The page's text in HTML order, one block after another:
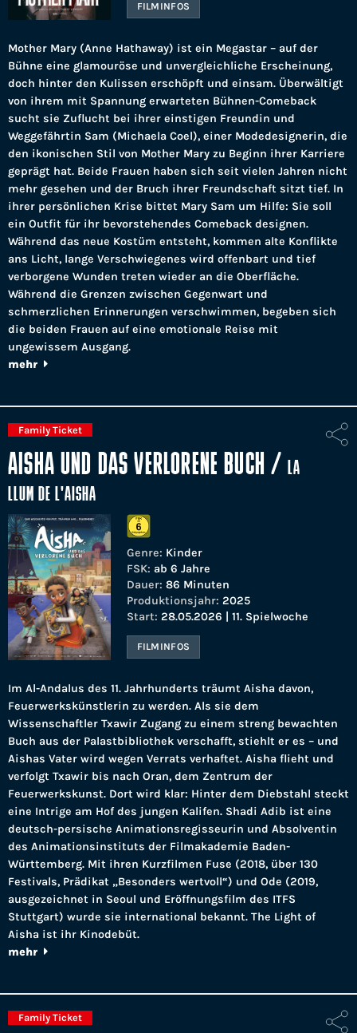
FILMINFOS
Mother Mary (Anne Hathaway) ist ein Megastar – auf der
Bühne eine glamouröse und unvergleichliche Erscheinung,
doch hinter den Kulissen erschöpft und einsam. Überwältigt
von ihrem mit Spannung erwarteten Bühnen-Comeback
sucht sie Zuflucht bei ihrer einstigen Freundin und
Weggefährtin Sam (Michaela Coel), einer Modedesignerin, die
den ikonischen Stil von Mother Mary zu Beginn ihrer Karriere
geprägt hat. Beide Frauen haben sich seit vielen Jahren nicht
mehr gesehen und der Bruch ihrer Freundschaft sitzt tief. In
ihrer persönlichen Krise bittet Mary Sam um Hilfe: Sie soll
ein Outfit für ihr bevorstehendes Comeback designen.
Während das neue Kostüm entsteht, kommen alte Konflikte
ans Licht, lange Verschwiegenes wird offenbart und tief
verborgene Wunden treten wieder an die Oberfläche.
Während die Grenzen zwischen Gegenwart und
schmerzlichen Erinnerungen verschwimmen, begeben sich
die beiden Frauen auf eine emotionale Reise mit
ungewissem Ausgang.
mehr
Family Ticket
AISHA UND DAS VERLORENE BUCH /LA
LLUM DE L'AISHA
Genre: Kinder
FSK: ab 6 Jahre
Dauer: 86 Minuten
Produktionsjahr: 2025
Start: 28.05.2026 | 11. Spielwoche
FILMINFOS
Im Al-Andalus des 11. Jahrhunderts träumt Aisha davon,
Feuerwerkskünstlerin zu werden. Als sie dem
Wissenschaftler Txawir Zugang zu einem streng bewachten
Buch aus der Palastbibliothek verschafft, stiehlt er es – und
Aishas Vater wird wegen Verrats verhaftet. Aisha flieht und
verfolgt Txawir bis nach Oran, dem Zentrum der
Feuerwerkskunst. Dort wird klar: Hinter dem Diebstahl steckt
eine Intrige am Hof des jungen Kalifen. Shadi Adib ist eine
deutsch-persische Animationsregisseurin und Absolventin
des Animationsinstituts der Filmakademie Baden-
Württemberg. Mit ihren Kurzfilmen Fuse (2018, über 130
Festivals, Prädikat „Besonders wertvoll“) und Ode (2019,
ausgezeichnet in Seoul und Eröffnungsfilm des ITFS
Stuttgart) wurde sie international bekannt. The Light of
Aisha ist ihr Kinodebüt.
mehr
Family Ticket